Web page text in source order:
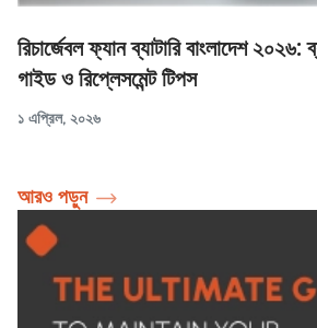
রিচার্জেবল ফ্যান ব্যাটারি বাংলাদেশ
গাইড ও রিপ্লেসমেন্ট টিপস
১ এপ্রিল, ২০২৬
আরও পড়ুন